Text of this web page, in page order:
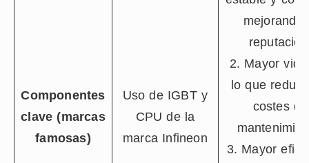
Componentes
clave (marcas
famosas)
Uso de IGBT y
CPU de la
marca Infineon
mejorando
2. Mayor
lo que
costes de
3. Mayor